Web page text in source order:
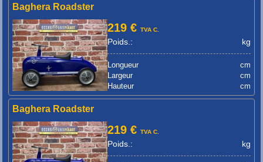
Baghera Roadster
219 €TVA C.
Poids.: kg
Longueur
cm
Largeur
cm
Hauteur
cm
Baghera Roadster
219 €TVA C.
Poids.: kg